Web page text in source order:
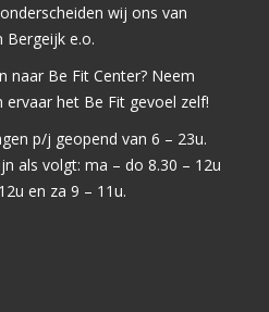
wij ons van
Bergeijk e.o.
naar Be Fit Center? Neem
ervaar het Be Fit gevoel zelf!
p/j geopend van 6 – 23u.
als volgt: ma – do 8.30 – 12u
en za 9 – 11u.